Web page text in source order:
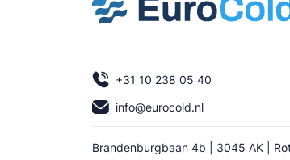
+31 10 238 05 40
info@eurocold.nl
Brandenburgbaan 4b | 3045 AK |